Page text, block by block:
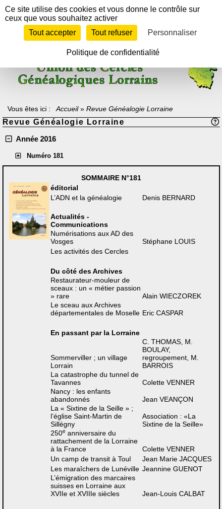
Texte à méditer :
"Celui qui ne sait pas d'où il vient ne peut savoir où il
va, car il ne sait pas où il est.
En ce sens, le passé est la rampe de lancement vers l'avenir".
Archiduc Otto de Lorraine-Habsbourg
Vous êtes ici : Accueil» Revue Généalogie Lorraine
Revue Généalogie Lorraine
Année 2016
Numéro 181
SOMMAIREN°181
éditorial
L’ADN et la généalogie
Denis BERNARD
Actualités -
Communications
Numérisations aux AD des
Vosges
Stéphane LOUIS
Les activités des Cercles
Du côté des Archives
Restaurateur-mouleur de
sceaux : un « métier passion
» rare
Alain WIECZOREK
Le sceau aux Archives
départementales de Moselle Eric CASPAR
En passant par la Lorraine
Sommerviller ; un village
Lorrain
C. THOMAS, M.
BOULAY,
regroupement, M.
BARROIS
La catastrophe du tunnel de
Tavannes
Colette VENNER
Nancy : les enfants
abandonnés
Jean VEANÇON
La « Sixtine de la Seille » ;
l’église Saint-Martin de
Sillégny
Association : «La
Sixtine de la Seille»
250eanniversaire du
rattachement de la Lorraine
à la France
Colette VENNER
Un camp de transit à Toul
Jean Marie JACQUES
Les maraîchers de Lunéville Jeannine GUENOT
L’émigration des marcaires
suisses en Lorraine aux
XVIIe et XVIIIe siècles
Jean-Louis CALBAT
Ce site utilise des cookies et vous donne le contrôle sur
ceux que vous souhaitez activer
Tout accepter
Tout refuser Personnaliser
Politique de confidentialité